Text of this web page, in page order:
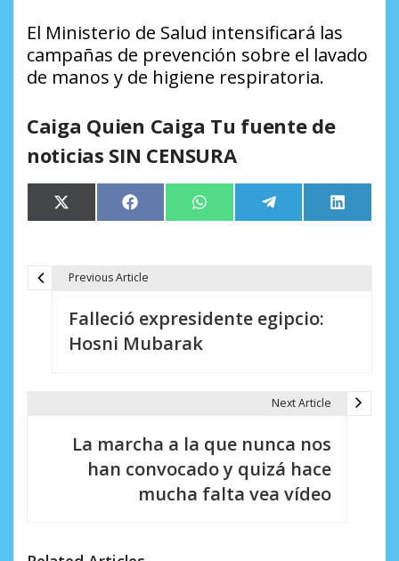
El Ministerio de Salud intensificará las
campañas de prevención sobre el lavado
de manos y de higiene respiratoria.
Caiga Quien Caiga Tu fuente de
noticias SIN CENSURA
Compartir
en
X
(Twitter)
Compartir
en
Facebook Compartir
en
WhatsApp Compartir
en
Telegram
en
LinkedIn
ó
Previous Article
Falleció expresidente egipcio:
Hosni Mubarak
Next Article
La marcha a la que nunca nos
han convocado y quizá hace
mucha falta vea vídeo